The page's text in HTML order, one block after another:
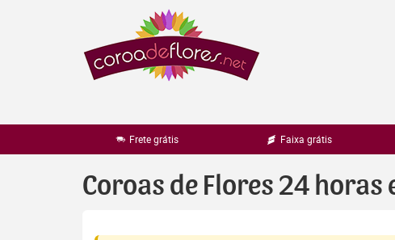
Frete grátis Faixa grátis
Coroas de Flores 24